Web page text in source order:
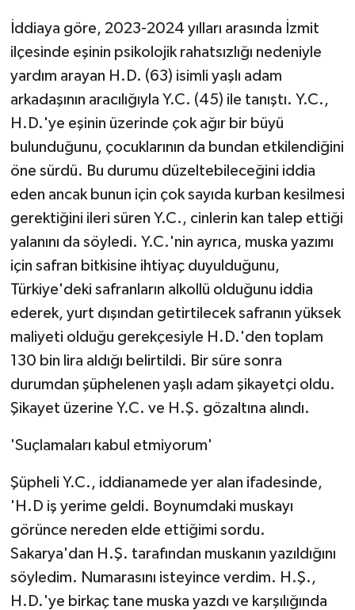
İddiaya göre, 2023-2024 yılları arasında İzmit
ilçesinde eşinin psikolojik rahatsızlığı nedeniyle
yardım arayan H.D. (63) isimli yaşlı adam
arkadaşının aracılığıyla Y.C. (45) ile tanıştı. Y.C.,
H.D.'ye eşinin üzerinde çok ağır bir büyü
bulunduğunu, çocuklarının da bundan etkilendiğini
öne sürdü. Bu durumu düzeltebileceğini iddia
eden ancak bunun için çok sayıda kurban kesilmesi
gerektiğini ileri süren Y.C., cinlerin kan talep ettiği
yalanını da söyledi. Y.C.'nin ayrıca, muska yazımı
için safran bitkisine ihtiyaç duyulduğunu,
Türkiye'deki safranların alkollü olduğunu iddia
ederek, yurt dışından getirtilecek safranın yüksek
maliyeti olduğu gerekçesiyle H.D.'den toplam
130 bin lira aldığı belirtildi. Bir süre sonra
durumdan şüphelenen yaşlı adam şikayetçi oldu.
Şikayet üzerine Y.C. ve H.Ş. gözaltına alındı.
'Suçlamaları kabul etmiyorum'
Şüpheli Y.C., iddianamede yer alan ifadesinde,
'H.D iş yerime geldi. Boynumdaki muskayı
görünce nereden elde ettiğimi sordu.
Sakarya'dan H.Ş. tarafından muskanın yazıldığını
söyledim. Numarasını isteyince verdim. H.Ş.,
H.D.'ye birkaç tane muska yazdı ve karşılığında